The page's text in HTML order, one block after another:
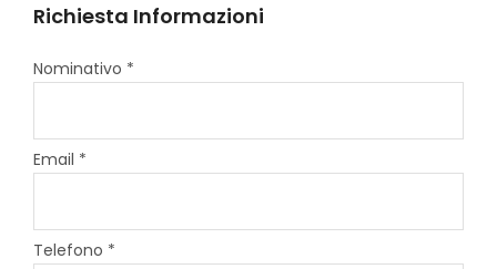
Richiesta Informazioni
Nominativo *
Email *
Telefono *